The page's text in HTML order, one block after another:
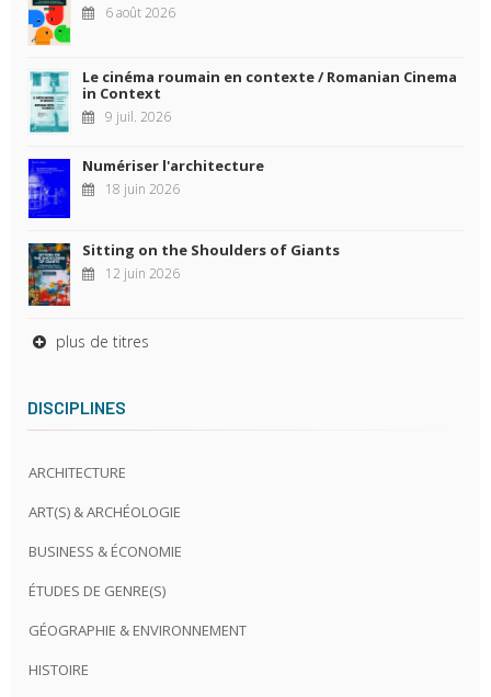
6 août 2026
Le cinéma roumain en contexte / Romanian Cinema
in Context
9 juil. 2026
Numériser l'architecture
18 juin 2026
Sitting on the Shoulders of Giants
12 juin 2026
plus de titres
DISCIPLINES
ARCHITECTURE
ART(S) & ARCHÉOLOGIE
BUSINESS & ÉCONOMIE
ÉTUDES DE GENRE(S)
GÉOGRAPHIE & ENVIRONNEMENT
HISTOIRE